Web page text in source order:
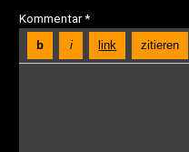
Kommentar*